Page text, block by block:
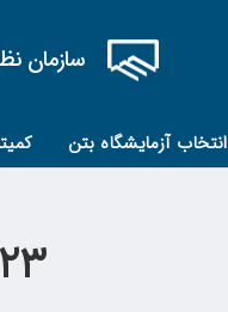
سازمان
انتخاب آزمایشگاه بتن